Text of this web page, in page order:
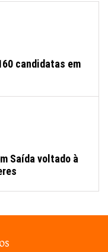
candidatas em
Saída voltado à